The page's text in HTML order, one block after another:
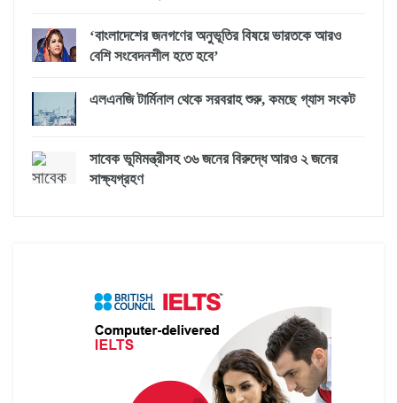
‘বাংলাদেশের জনগণের অনুভূতির বিষয়ে ভারতকে আরও
বেশি সংবেদনশীল হতে হবে’
এলএনজি টার্মিনাল থেকে সরবরাহ শুরু, কমছে গ্যাস সংকট
সাবেক ভূমিমন্ত্রীসহ ৩৬ জনের বিরুদ্ধে আরও ২ জনের
সাক্ষ্যগ্রহণ